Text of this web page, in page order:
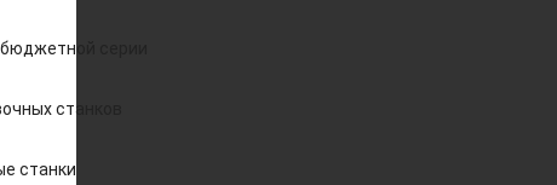
серии
станков
станки